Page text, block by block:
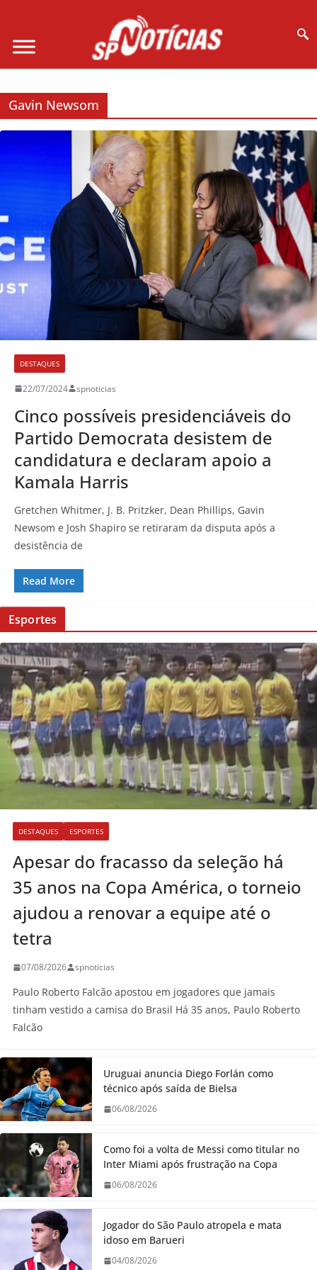
Gavin Newsom
DESTAQUES
22/07/2024 spnoticias
Cinco possíveis presidenciáveis do
Partido Democrata desistem de
candidatura e declaram apoio a
Kamala Harris
Gretchen Whitmer, J. B. Pritzker, Dean Phillips, Gavin
Newsom e Josh Shapiro se retiraram da disputa após a
desistência de
Read More
Esportes
DESTAQUES ESPORTES
Apesar do fracasso da seleção há
35 anos na Copa América, o torneio
ajudou a renovar a equipe até o
tetra
07/08/2026 spnoticias
Paulo Roberto Falcão apostou em jogadores que jamais
tinham vestido a camisa do Brasil Há 35 anos, Paulo Roberto
Falcão
Uruguai anuncia Diego Forlán como
técnico após saída de Bielsa
06/08/2026
Como foi a volta de Messi como titular no
Inter Miami após frustração na Copa
06/08/2026
Jogador do São Paulo atropela e mata
idoso em Barueri
04/08/2026